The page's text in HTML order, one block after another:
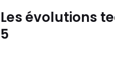
Les évolutions
5